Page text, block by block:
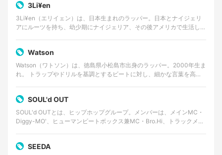
3Li¥en
3Li¥en（エリイェン）は、日本生まれのラッパー。日本とナイジェリ
アにルーツを持ち、幼少期にナイジェリア、その後アメリカで生活した
Watson
Watson（ワトソン）は、徳島県小松島市出身のラッパー。2000年生ま
れ。 トラップやドリルを基調とするビートに対し、細かな言葉を高速
SOUL'd OUT
SOUL'd OUTとは、ヒップホップグループ。メンバーは、メインMC・
Diggy-MO'、ヒューマンビートボックス兼MC・Bro.Hi、トラックメイ
SEEDA